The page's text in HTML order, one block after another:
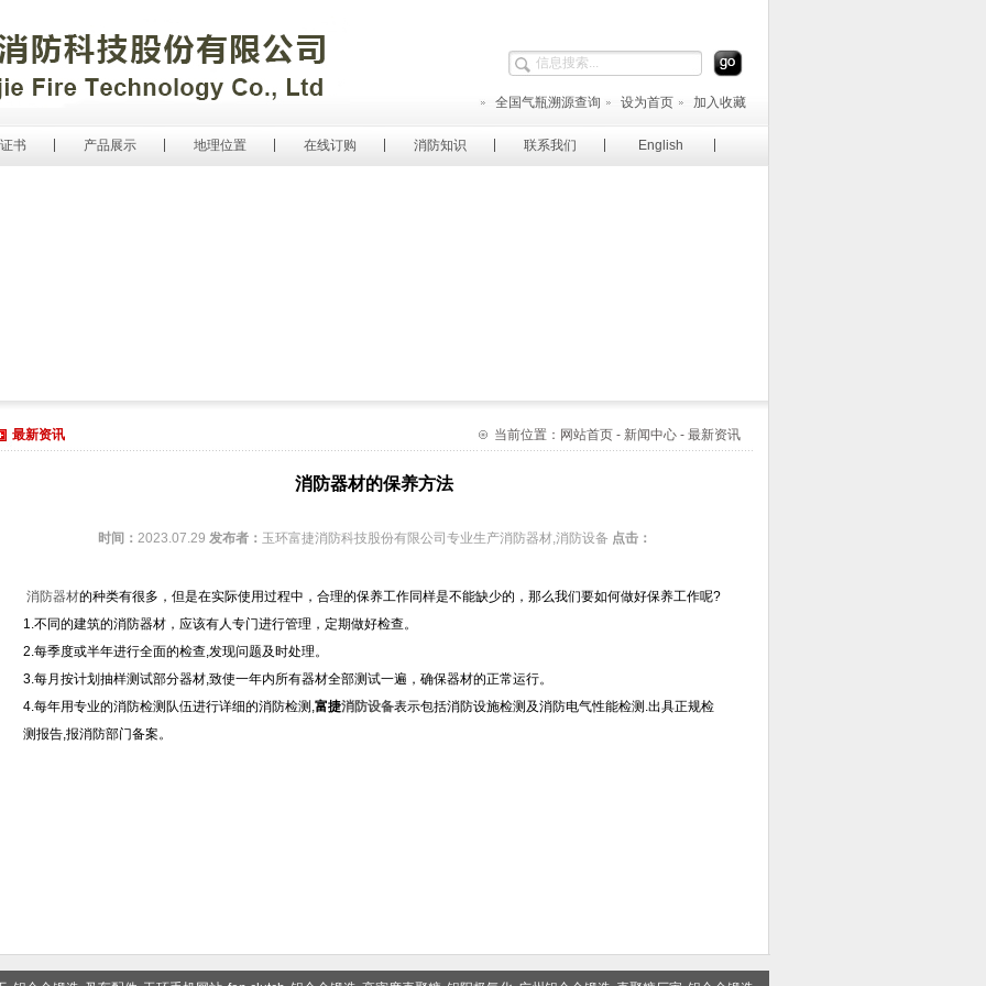
全国气瓶溯源查询 设为首页 加入收藏
书 产品展示 地理位置 在线订购 消防知识 联系我们 English
最新资讯 当前位置：网站首页 - 新闻中心 - 最新资讯
消防器材的保养方法
时间： 2023.07.29 发布者： 玉环富捷消防科技股份有限公司专业生产消防器材,消防设备 点击：
消防器材的种类有很多，但是在实际使用过程中，合理的保养工作同样是不能缺少的，那么我们要如何做好保养工作呢?
1.不同的建筑的消防器材，应该有人专门进行管理，定期做好检查。
2.每季度或半年进行全面的检查,发现问题及时处理。
3.每月按计划抽样测试部分器材,致使一年内所有器材全部测试一遍，确保器材的正常运行。
4.每年用专业的消防检测队伍进行详细的消防检测,富捷消防设备表示包括消防设施检测及消防电气性能检测.出具正规检
测报告,报消防部门备案。